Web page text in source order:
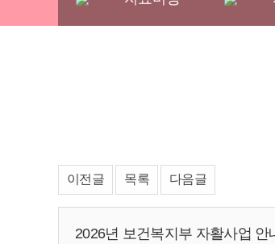
이전글 목록 다음글
2026년 보건복지부 자활사업 안